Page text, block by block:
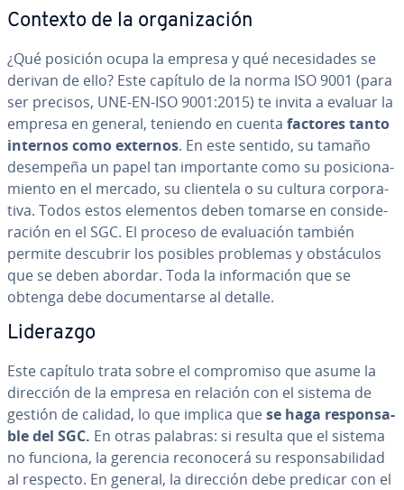
Contexto de la or­ga­ni­za­ción
¿Qué posición ocupa la empresa y qué ne­ce­si­da­des se
derivan de ello? Este capítulo de la norma ISO 9001 (para
ser precisos, UNE-EN-ISO 9001:2015) te invita a evaluar la
empresa en general, teniendo en cuenta factores tanto
internos como externos. En este sentido, su tamaño
desempeña un papel tan im­po­r­ta­n­te como su po­si­cio­na­
mie­n­to en el mercado, su clientela o su cultura co­r­po­ra­
ti­va. Todos estos elementos deben tomarse en co­n­si­de­
ra­ción en el SGC. El proceso de eva­lua­ción también
permite descubrir los posibles problemas y ob­s­tácu­los
que se deben abordar. Toda la in­fo­r­ma­ción que se
obtenga debe do­cu­me­n­tar­se al detalle.
Liderazgo
Este capítulo trata sobre el co­m­pro­mi­so que asume la
dirección de la empresa en relación con el sistema de
gestión de calidad, lo que implica quese haga re­s­po­n­sa­
ble del SGC. En otras palabras: si resulta que el sistema
no funciona, la gerencia re­co­no­ce­rá su re­s­po­n­sa­bi­li­dad
al respecto. En general, la dirección debe predicar con el